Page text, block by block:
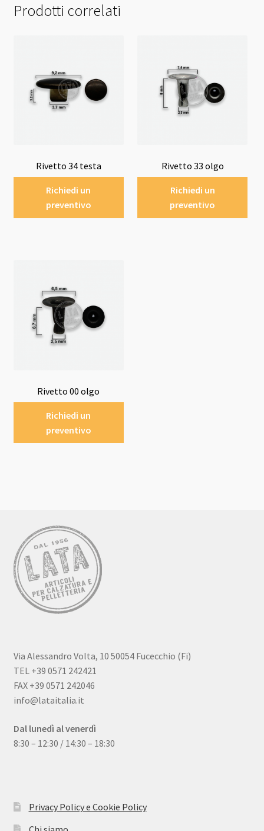
Prodotti correlati
Rivetto 34 testa
Richiedi un
preventivo
Rivetto 33 olgo
Richiedi un
preventivo
Rivetto 00 olgo
Richiedi un
preventivo
Via Alessandro Volta, 10 50054 Fucecchio (Fi)
TEL +39 0571 242421
FAX +39 0571 242046
info@lataitalia.it
Dal lunedì al venerdì
8:30 – 12:30 / 14:30 – 18:30
enable it to ensure absolute guarantee and satisfaction
standards forFake Rolexwatches.
Chronographen-Zifferblatt mit wei?em Hintergrund und
Privacy Policy e Cookie Policy